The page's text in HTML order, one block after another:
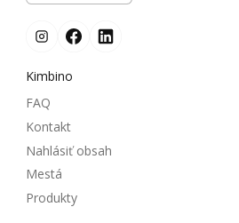
Kimbino
FAQ
Kontakt
Nahlásiť obsah
Mestá
Produkty